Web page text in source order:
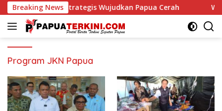
Langsung
ke
konten
Breaking News
Papua Cerah Wakil Kepala BGN dan
Program JKN Papua